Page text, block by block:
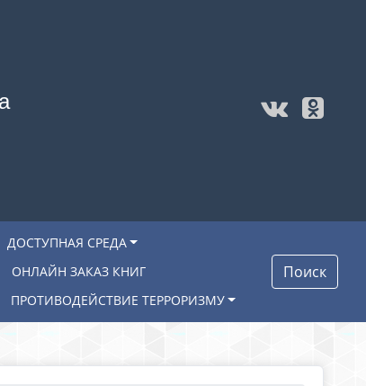
ДОСТУПНАЯ СРЕДА
ОНЛАЙН ЗАКАЗ КНИГ
ПРОТИВОДЕЙСТВИЕ ТЕРРОРИЗМУ
Поиск